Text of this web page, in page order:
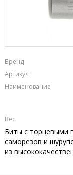
Бренд
Артикул
Наименование
Вес
Биты с торцевыми
саморезов и
из